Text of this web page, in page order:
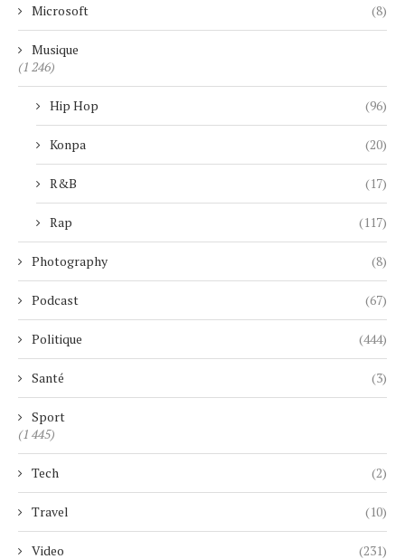
Microsoft (8)
Musique
(1 246)
Hip Hop (96)
Konpa (20)
R&B (17)
Rap (117)
Photography (8)
Podcast (67)
Politique (444)
Santé (3)
Sport
(1 445)
Tech (2)
Travel (10)
Video (231)